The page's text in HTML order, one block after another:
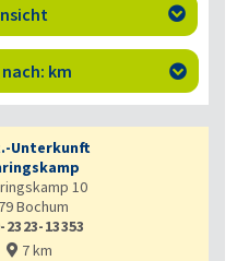

km 
Unterkunft
10
Bochum
2323-13353
 7 km